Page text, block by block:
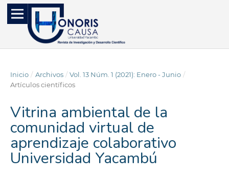
Inicio / Archivos / Vol. 13 Núm. 1 (2021): Enero - Junio /
Artículos científicos
Vitrina ambiental de la
comunidad virtual de
aprendizaje colaborativo
Universidad Yacambú